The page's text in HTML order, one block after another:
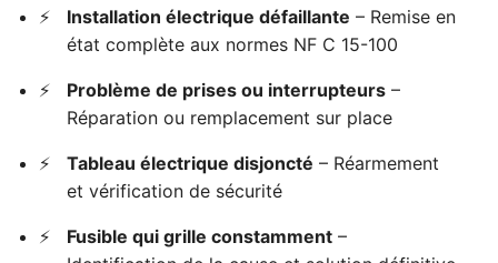
Installation électrique défaillante – Remise en
état complète aux normes NF C 15-100
Problème de prises ou interrupteurs –
Réparation ou remplacement sur place
Tableau électrique disjoncté – Réarmement
et vérification de sécurité
Fusible qui grille constamment –